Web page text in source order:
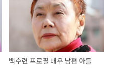
백수련 프로필 배우 남편 아들